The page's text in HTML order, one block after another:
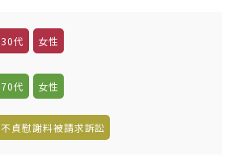
30代 女性
70代 女性
不貞慰謝料被請求訴訟